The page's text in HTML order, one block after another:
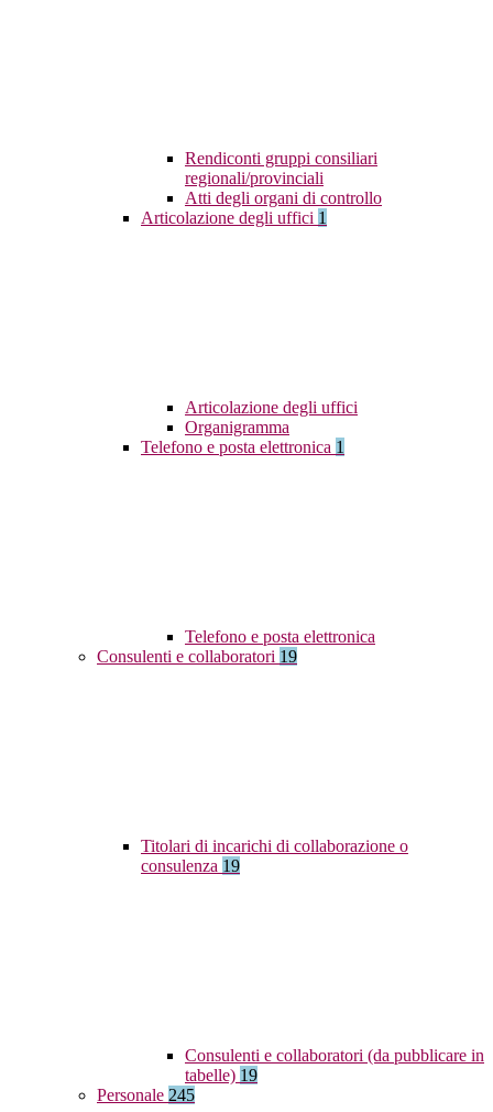
Rendiconti gruppi consiliari
regionali/provinciali
Atti degli organi di controllo
Articolazione degli uffici 1
Articolazione degli uffici
Organigramma
Telefono e posta elettronica 1
Telefono e posta elettronica
Consulenti e collaboratori 19
Titolari di incarichi di collaborazione o
consulenza 19
Consulenti e collaboratori (da pubblicare in
tabelle) 19
Personale 245